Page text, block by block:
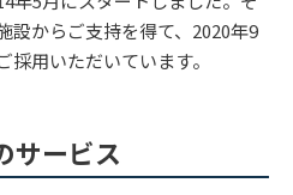
設からご支持を得て、2020年9
用いただいています。
サービス